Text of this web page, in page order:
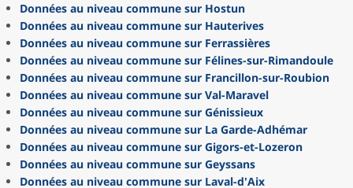
Données au niveau commune sur Hostun
Données au niveau commune sur Hauterives
Données au niveau commune sur Ferrassières
Données au niveau commune sur Félines-sur-Rimandoule
Données au niveau commune sur Francillon-sur-Roubion
Données au niveau commune sur Val-Maravel
Données au niveau commune sur Génissieux
Données au niveau commune sur La Garde-Adhémar
Données au niveau commune sur Gigors-et-Lozeron
Données au niveau commune sur Geyssans
Données au niveau commune sur Laval-d'Aix